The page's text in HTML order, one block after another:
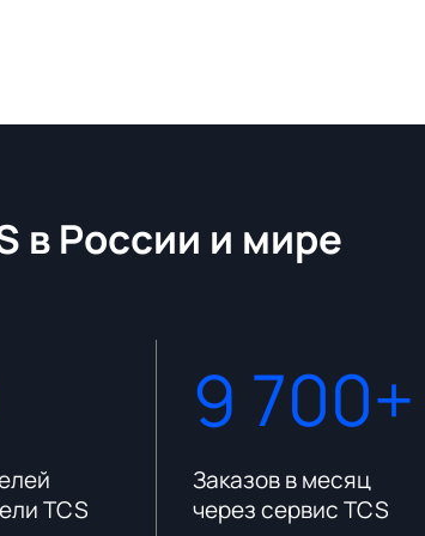
в России и мире
TCS
9 700+
Заказов в месяц
через сервис TCS